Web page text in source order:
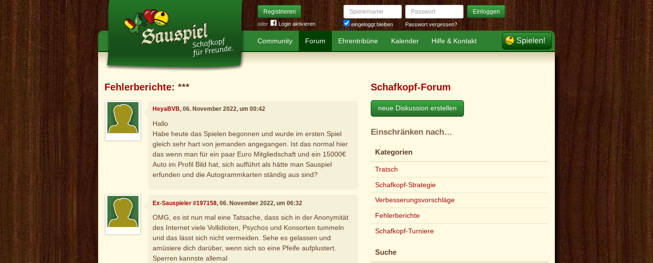
Registrieren
oder Login aktivieren
Spielername
eingeloggt bleiben
Passwort Einloggen
Passwort vergessen?
Community Forum Ehrentribüne Kalender Hilfe & Kontakt Spielen!
Fehlerberichte: ***
HeyaBVB, 06. November 2022, um 00:42
Hallo
Habe heute das Spielen begonnen und wurde im ersten Spiel
gleich sehr hart von jemanden angegangen. Ist das normal hier
das wenn man für ein paar Euro Mitgliedschaft und ein 15000€
Auto im Profil Bild hat, sich aufführt als hätte man Sauspiel
erfunden und die Autogrammkarten ständig aus sind?
Ex-Sauspieler #197158, 06. November 2022, um 06:32
OMG, es ist nun mal eine Tatsache, dass sich in der Anonymität
des Internet viele Vollidioten, Psychos und Konsorten tummeln
und das lässt sich nicht vermeiden. Sehe es gelassen und
amüsiere dich darüber, wenn sich so eine Pfeife aufplustert.
Sperren kannste allemal
Schafkopf-Forum
neue Diskussion erstellen
Einschränken nach…
Kategorien
Tratsch
Schafkopf-Strategie
Verbesserungsvorschläge
Fehlerberichte
Schafkopf-Turniere
Suche